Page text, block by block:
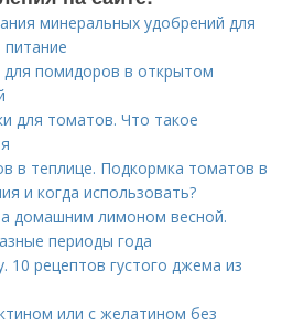
минеральных удобрений для
помидоров в открытом
для томатов. Что такое
в теплице. Подкормка томатов в
и когда использовать?
домашним лимоном весной.
периоды года
10 рецептов густого джема из
или с желатином без